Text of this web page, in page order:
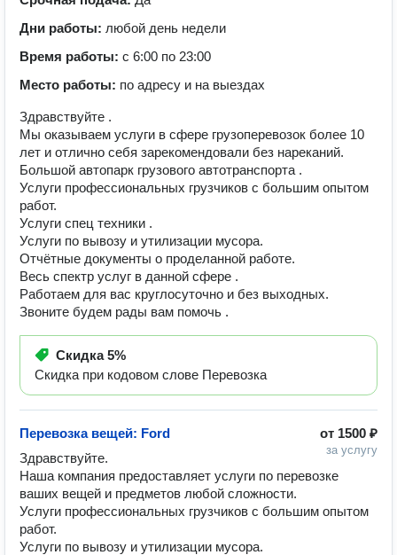
Дни работы: любой день недели
Время работы: с 6:00 по 23:00
Место работы: по адресу и на выездах
Здравствуйте .
Мы оказываем услуги в сфере грузоперевозок более 10
лет и отлично себя зарекомендовали без нареканий.
Большой автопарк грузового автотранспорта .
Услуги профессиональных грузчиков с большим опытом
работ.
Услуги спец техники .
Услуги по вывозу и утилизации мусора.
Отчётные документы о проделанной работе.
Весь спектр услуг в данной сфере .
Работаем для вас круглосуточно и без выходных.
Звоните будем рады вам помочь .
Скидка5%
Скидка при кодовом слове Перевозка
от 1500 ₽
за услугу
Перевозка вещей: Ford
Здравствуйте.
Наша компания предоставляет услуги по перевозке
ваших вещей и предметов любой сложности.
Услуги профессиональных грузчиков с большим опытом
работ.
Услуги по вывозу и утилизации мусора.